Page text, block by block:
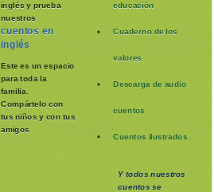
inglés y prueba
nuestros
cuentos en
inglés
Este es un espacio
para toda la
familia
Compártelo con
tus niños y con tus
amigos
educación
Cuaderno de los
valores
Descarga de audio
cuentos
Cuentos ilustrados
Y todos nuestros
cuentos se